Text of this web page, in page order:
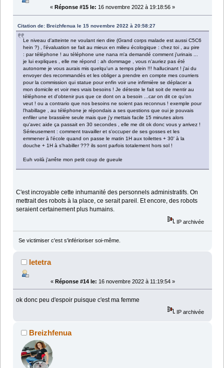
« Réponse #15 le: 16 novembre 2022 à 19:18:56 »
Citation de: Breizhfenua le 15 novembre 2022 à 20:58:27
Le niveau d'atteinte ne voulant rien dire (Grand corps malade est aussi C5C6
hein ?) , l'évaluation se fait au mieux en milieu écologique : chez toi , au pire
: par téléphone ! au téléphone une nana m'a demandé comment j'urinais ...
je lui expliques , elle me répond : ah dommage , vous n'auriez pas été
autonome je vous aurais mis quelqu'un a temps plein !!! hallucinant ! j'ai du
envoyer des recommandés et les obliger a prendre en compte mes courriers
pour la commission qui statue pour enfin voir une infirmière se déplacer a
mon domicile et voir mes vrais besoins ! Je déteste le fait soit de mentir au
téléphone et d'obtenir pus que ce dont on a besoin ...car on dit ce qu'on
veut ! ou a contrario que nos besoins ne soient pas reconnus ! exemple pour
l'habillage , au téléphone je répondais a ses questions que oui je pouvais
enfiler une brassière seule mais que j'y mettais facile 15 minutes alors
qu'avec aide ça passait en 30 secondes , elle me dit ok donc vous y arrivez !
Sérieusement : comment travailler et s'occuper de ses gosses et les
emmener à l'école quand on passe le matin 1H aux toilettes + 30' à la
douche + 1H à s'habiller ??? ils sont parfois totalement hors sol !
Euh voilà j'arrête mon petit coup de gueule
C'est incroyable cette inhumanité des personnels administratifs. On
mettrait des robots à la place, ce serait pareil. Et encore, des robots
seraient certainement plus humains.
IP archivée
Se victimiser c'est s'inférioriser soi-même.
letetra
« Réponse #14 le: 16 novembre 2022 à 11:19:54 »
ok donc peu d'espoir puisque c'est ma femme
IP archivée
Breizhfenua